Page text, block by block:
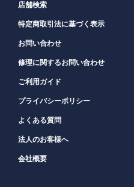
店舗検索
特定商取引法に基づく表示
お問い合わせ
修理に関するお問い合わせ
ご利用ガイド
プライバシーポリシー
よくある質問
法人のお客様へ
会社概要